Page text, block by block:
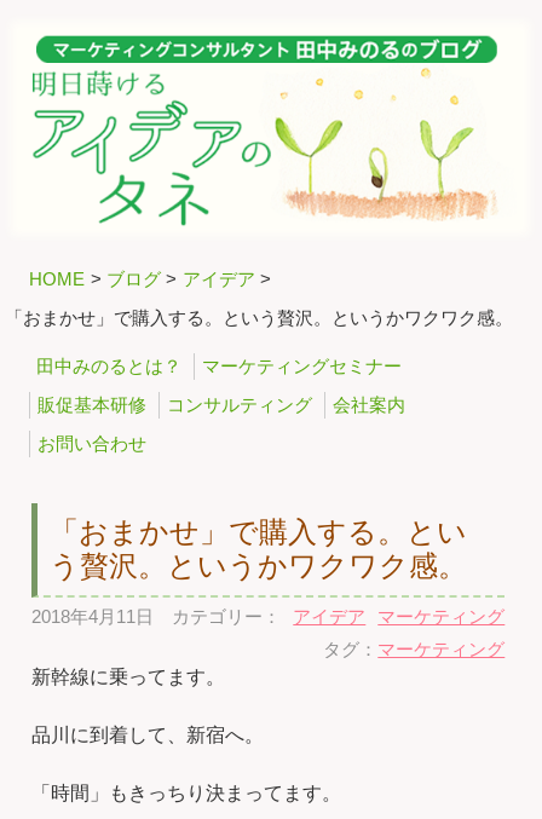
HOME > ブログ > アイデア >
「おまかせ」で購入する。という贅沢。というかワクワク感。
田中みのるとは？
マーケティングセミナー
販促基本研修
コンサルティング
会社案内
お問い合わせ
「おまかせ」で購入する。とい
う贅沢。というかワクワク感。
2018年4月11日 カテゴリー： アイデア
マーケティング
タグ： マーケティング
新幹線に乗ってます。
品川に到着して、新宿へ。
「時間」もきっちり決まってます。